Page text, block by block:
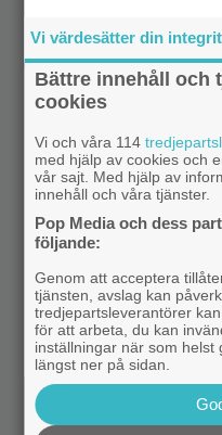
Vi värdesätter din
Bättre innehåll och
cookies
Vi och våra 114
med hjälp av cookies och
vår sajt. Med hjälp av
innehåll och våra tjänster.
Pop Media och dess
följande:
Genom att acceptera
tjänsten, avslag kan
tredjepartsleverantörer
för att arbeta, du kan
inställningar när som helst
längst ner på sidan.